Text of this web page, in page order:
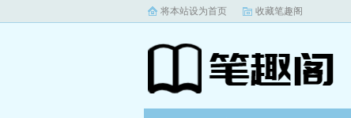
将本站设为首页 收藏笔趣阁